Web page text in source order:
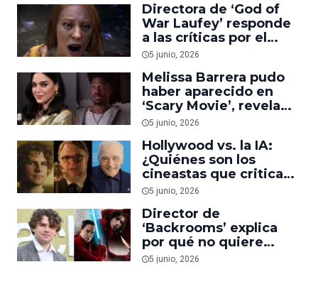
Directora de ‘God of
War Laufey’ responde
a las críticas por el
videojuego
Deborah Ann Woll
5 junio, 2026
Melissa Barrera pudo
haber aparecido en
‘Scary Movie’, revela
Marlon Wayans
5 junio, 2026
Hollywood vs. la IA:
¿Quiénes son los
cineastas que critican
y los que apoyan el uso
artificial?
5 junio, 2026
Director de
‘Backrooms’ explica
por qué no quiere
dirigir películas de
5 junio, 2026